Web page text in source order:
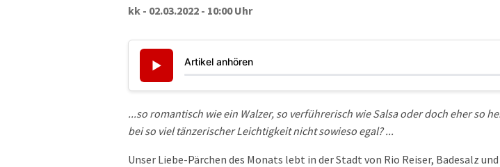
kk - 02.03.2022 - 10:00 Uhr
▶ Artikel anhören
...so romantisch wie ein Walzer, so verführerisch wie Salsa oder doch eher so
bei so viel tänzerischer Leichtigkeit nicht sowieso egal? ...
Unser Liebe-Pärchen des Monats lebt in der Stadt von Rio Reiser, Badesalz